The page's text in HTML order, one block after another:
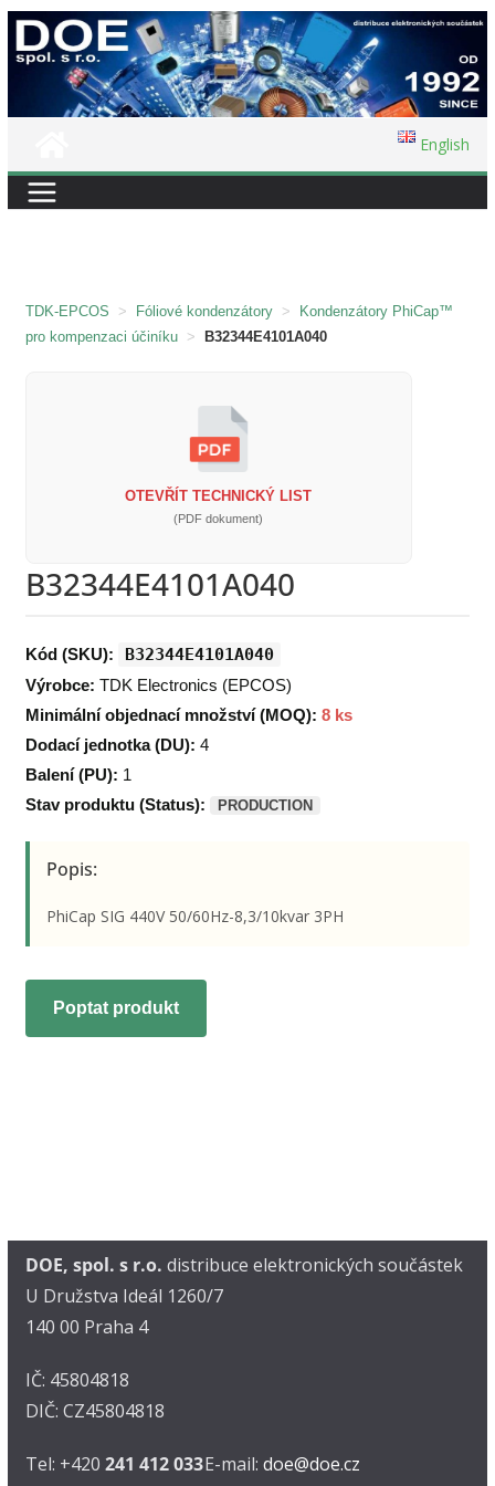
Přeskočit
na
English
TDK-EPCOS > Fóliové kondenzátory >
Kondenzátory PhiCap™
pro kompenzaci účiníku > B32344E4101A040
OTEVŘÍT TECHNICKÝ LIST
(PDF dokument)
B32344E4101A040
Kód (SKU): B32344E4101A040
Výrobce: TDK Electronics (EPCOS)
Minimální objednací množství (MOQ): 8 ks
Dodací jednotka (DU): 4
Balení (PU): 1
Stav produktu (Status):
PRODUCTION
Popis:
PhiCap SIG 440V 50/60Hz-8,3/10kvar 3PH
Poptat produkt
DOE, spol. s r.o. distribuce elektronických součástek
U Družstva Ideál 1260/7
140 00 Praha 4
IČ: 45804818
DIČ: CZ45804818
Tel: +420 241 412 033E-mail: doe@doe.cz